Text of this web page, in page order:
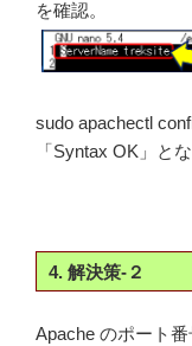
を確認。
sudo apachectl
「Syntax OK」とな
4. 解決策-２
Apache のポート